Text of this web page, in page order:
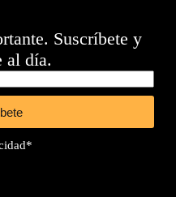
Suscríbete y
al día.
*